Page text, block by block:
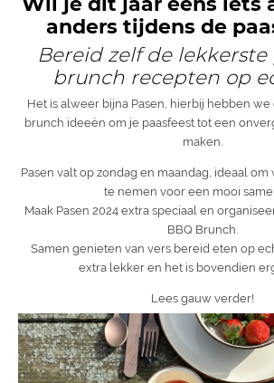
anders tijdens de
Bereid zelf de lekkerste
brunch recepten op
Het is alweer bijna Pasen, hierbij hebben we
brunch ideeën om je paasfeest tot een
maken.
Pasen valt op zondag en maandag, ideaal
te nemen voor een mooi
Maak Pasen 2024 extra speciaal en
BBQ Brunch.
Samen genieten van vers bereid eten op
extra lekker en het is bovendien
Lees gauw verder!